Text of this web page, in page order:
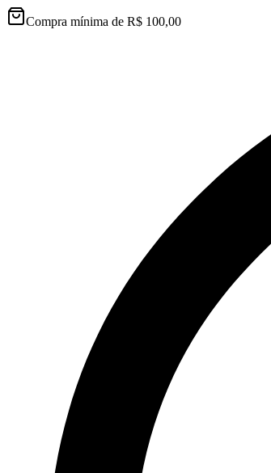
Compra mínima de R$ 100,00